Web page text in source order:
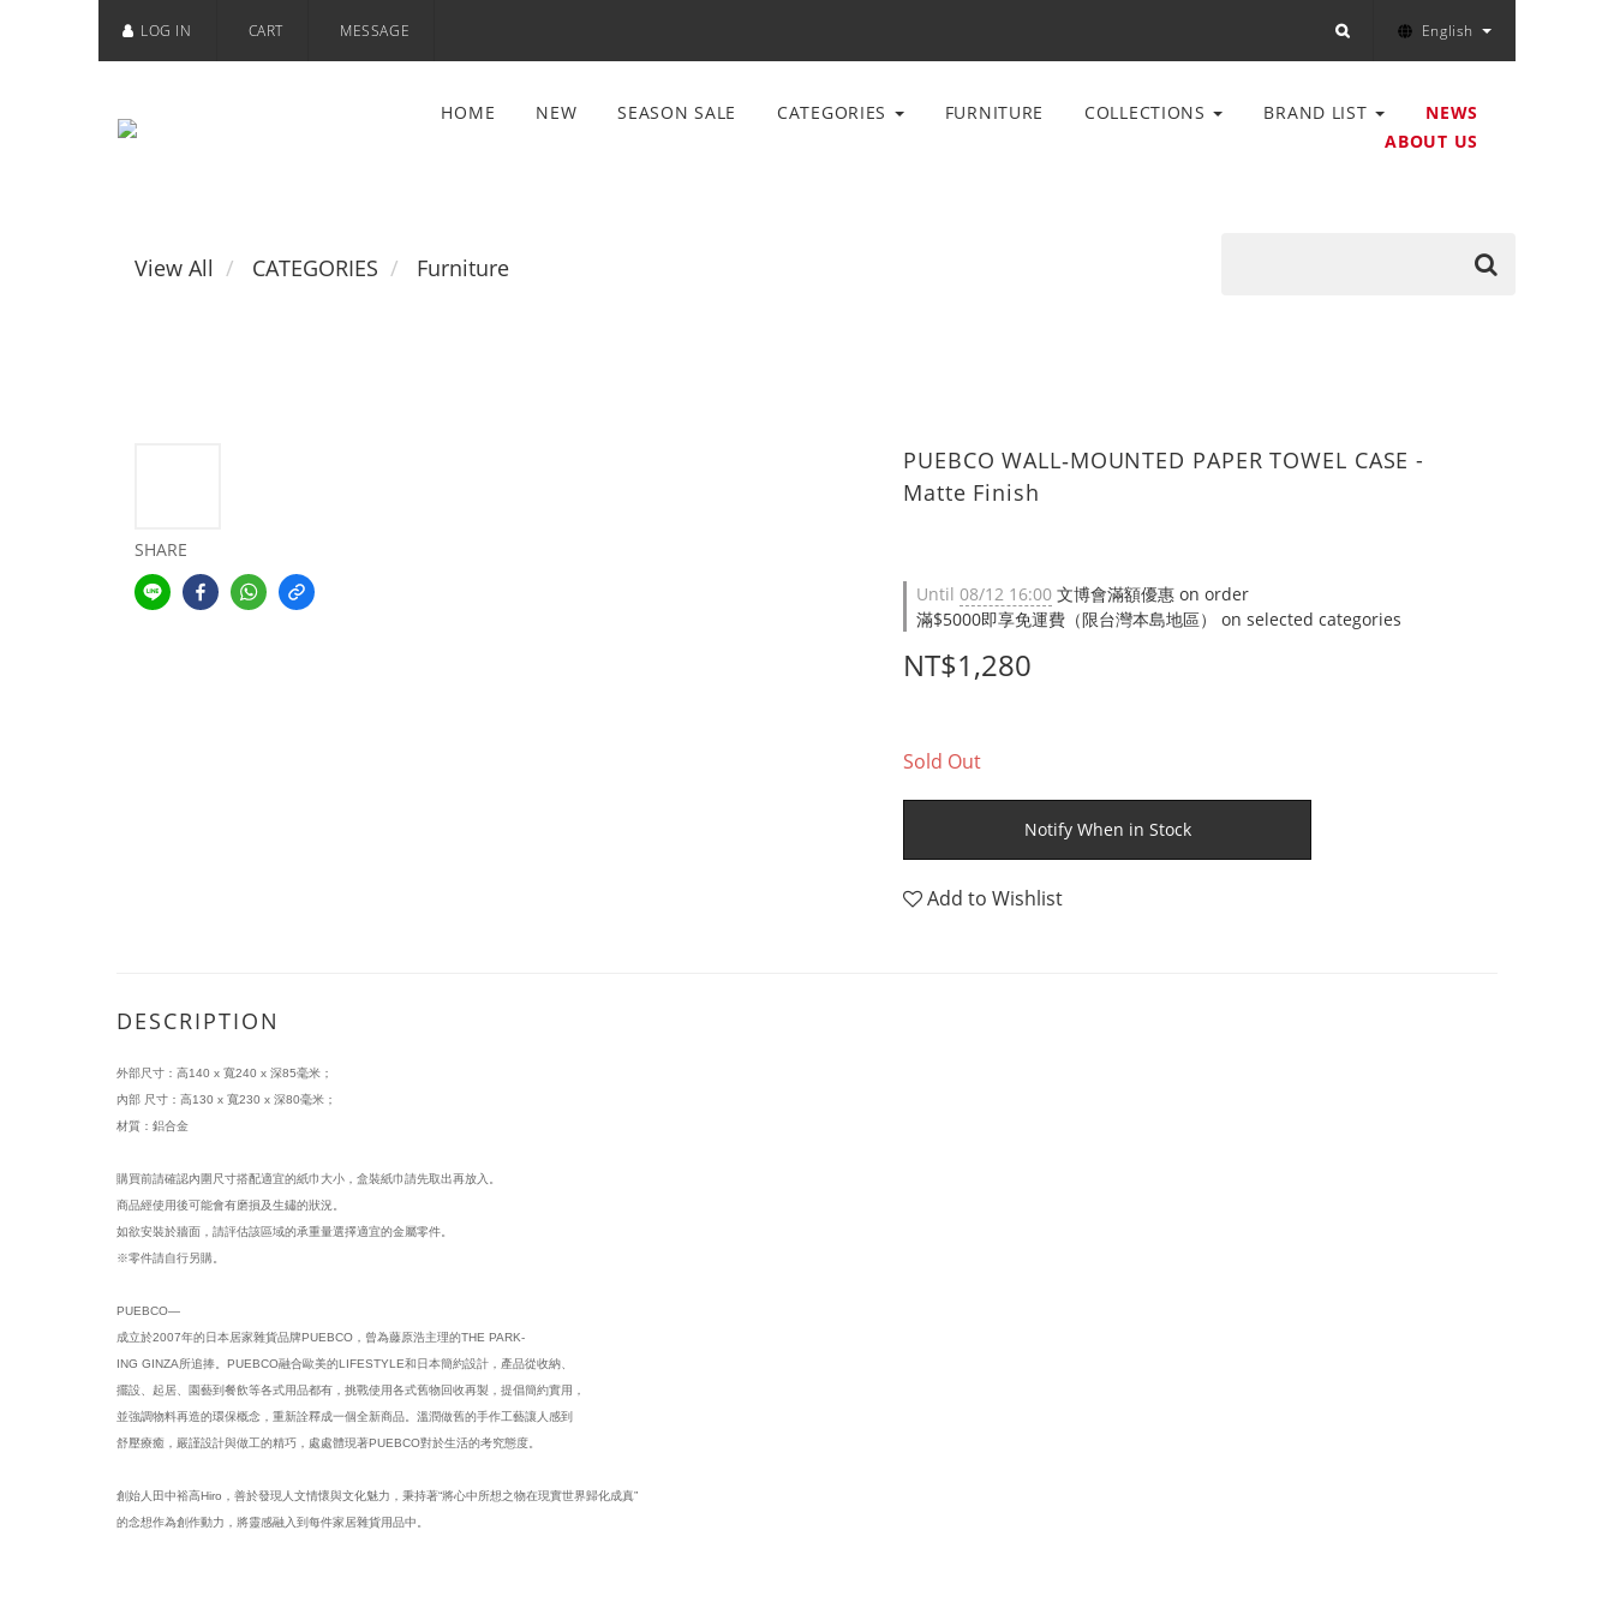
LOG IN CART MESSAGE English
HOME NEW SEASON SALE CATEGORIES FURNITURE COLLECTIONS BRAND LIST
NEWS
ABOUT US
View All CATEGORIES Furniture
SHARE
PUEBCO WALL‐MOUNTED PAPER TOWEL CASE -
Matte Finish
Until 08/12 16:00 文博會滿額優惠 on order
滿$5000即享免運費（限台灣本島地區） on selected categories
NT$1,280
Sold Out
Notify When in Stock
Add to Wishlist
DESCRIPTION
外部尺寸：高140 x 寬240 x 深85毫米；
內部 尺寸：高130 x 寬230 x 深80毫米；
材質：鋁合金
購買前請確認內圍尺寸搭配適宜的紙巾大小，盒裝紙巾請先取出再放入。
商品經使用後可能會有磨損及生鏽的狀況。
如欲安裝於牆面，請評估該區域的承重量選擇適宜的金屬零件。
※零件請自行另購。
PUEBCO—
成立於2007年的日本居家雜貨品牌PUEBCO，曾為藤原浩主理的THE PARK-
ING GINZA所追捧。PUEBCO融合歐美的LIFESTYLE和日本簡約設計，產品從收納、
擺設、起居、園藝到餐飲等各式用品都有，挑戰使用各式舊物回收再製，提倡簡約實用，
並強調物料再造的環保概念，重新詮釋成一個全新商品。溫潤做舊的手作工藝讓人感到
舒壓療癒，嚴謹設計與做工的精巧，處處體現著PUEBCO對於生活的考究態度。
創始人田中裕高Hiro，善於發現人文情懷與文化魅力，秉持著“將心中所想之物在現實世界歸化成真”
的念想作為創作動力，將靈感融入到每件家居雜貨用品中。